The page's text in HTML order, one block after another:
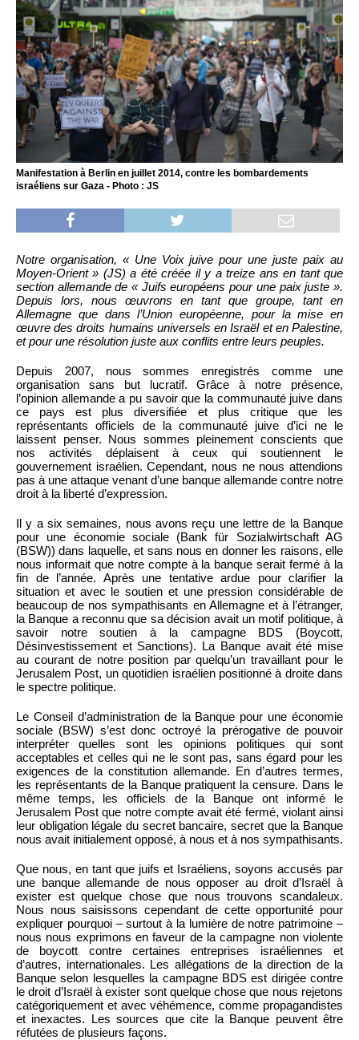
Manifestation à Berlin en juillet 2014, contre les bombardements
israéliens sur Gaza - Photo : JS
Notre organisation, « Une Voix juive pour une juste paix au
Moyen-Orient » (JS) a été créée il y a treize ans en tant que
section allemande de « Juifs européens pour une paix juste ».
Depuis lors, nous œuvrons en tant que groupe, tant en
Allemagne que dans l’Union européenne, pour la mise en
œuvre des droits humains universels en Israël et en Palestine,
et pour une résolution juste aux conflits entre leurs peuples.
Depuis 2007, nous sommes enregistrés comme une
organisation sans but lucratif. Grâce à notre présence,
l’opinion allemande a pu savoir que la communauté juive dans
ce pays est plus diversifiée et plus critique que les
représentants officiels de la communauté juive d’ici ne le
laissent penser. Nous sommes pleinement conscients que
nos activités déplaisent à ceux qui soutiennent le
gouvernement israélien. Cependant, nous ne nous attendions
pas à une attaque venant d’une banque allemande contre notre
droit à la liberté d’expression.
Il y a six semaines, nous avons reçu une lettre de la Banque
pour une économie sociale (Bank für Sozialwirtschaft AG
(BSW)) dans laquelle, et sans nous en donner les raisons, elle
nous informait que notre compte à la banque serait fermé à la
fin de l’année. Après une tentative ardue pour clarifier la
situation et avec le soutien et une pression considérable de
beaucoup de nos sympathisants en Allemagne et à l’étranger,
la Banque a reconnu que sa décision avait un motif politique, à
savoir notre soutien à la campagne BDS (Boycott,
Désinvestissement et Sanctions). La Banque avait été mise
au courant de notre position par quelqu’un travaillant pour le
Jerusalem Post, un quotidien israélien positionné à droite dans
le spectre politique.
Le Conseil d’administration de la Banque pour une économie
sociale (BSW) s’est donc octroyé la prérogative de pouvoir
interpréter quelles sont les opinions politiques qui sont
acceptables et celles qui ne le sont pas, sans égard pour les
exigences de la constitution allemande. En d’autres termes,
les représentants de la Banque pratiquent la censure. Dans le
même temps, les officiels de la Banque ont informé le
Jerusalem Post que notre compte avait été fermé, violant ainsi
leur obligation légale du secret bancaire, secret que la Banque
nous avait initialement opposé, à nous et à nos sympathisants.
Que nous, en tant que juifs et Israéliens, soyons accusés par
une banque allemande de nous opposer au droit d’Israël à
exister est quelque chose que nous trouvons scandaleux.
Nous nous saisissons cependant de cette opportunité pour
expliquer pourquoi – surtout à la lumière de notre patrimoine –
nous nous exprimons en faveur de la campagne non violente
de boycott contre certaines entreprises israéliennes et
d’autres, internationales. Les allégations de la direction de la
Banque selon lesquelles la campagne BDS est dirigée contre
le droit d’Israël à exister sont quelque chose que nous rejetons
catégoriquement et avec véhémence, comme propagandistes
et inexactes. Les sources que cite la Banque peuvent être
réfutées de plusieurs façons.